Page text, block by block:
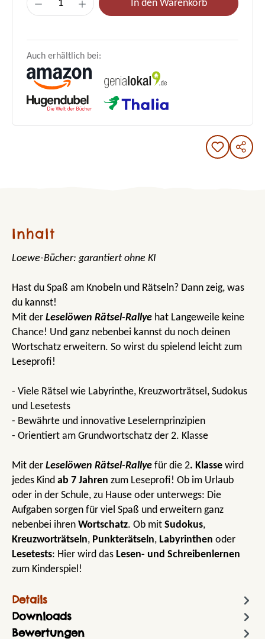
In den Warenkorb
Auch erhältlich bei:
Inhalt
Loewe-Bücher: garantiert ohne KI
Hast du Spaß am Knobeln und Rätseln? Dann zeig, was
du kannst!
Mit der Leselöwen Rätsel-Rallye hat Langeweile keine
Chance! Und ganz nebenbei kannst du noch deinen
Wortschatz erweitern. So wirst du spielend leicht zum
Leseprofi!
- Viele Rätsel wie Labyrinthe, Kreuzworträtsel, Sudokus
und Lesetests
- Bewährte und innovative Leselernprinzipien
- Orientiert am Grundwortschatz der 2. Klasse
Mit der Leselöwen Rätsel-Rallye für die 2. Klasse wird
jedes Kind ab 7 Jahren zum Leseprofi! Ob im Urlaub
oder in der Schule, zu Hause oder unterwegs: Die
Aufgaben sorgen für viel Spaß und erweitern ganz
nebenbei ihren Wortschatz. Ob mit Sudokus,
Kreuzworträtseln, Punkterätseln, Labyrinthen oder
Lesetests: Hier wird das Lesen- und Schreibenlernen
zum Kinderspiel!
Details
Downloads
Bewertungen